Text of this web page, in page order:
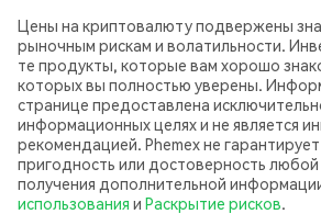
Цены на криптовалюту подвержены
рыночным рискам и волатильности.
те продукты, которые вам хорошо
которых вы полностью уверены.
странице предоставлена
информационных целях и не является
рекомендацией. Phemex не
пригодность или достоверность
получения дополнительной
использования и Раскрытие рисков.